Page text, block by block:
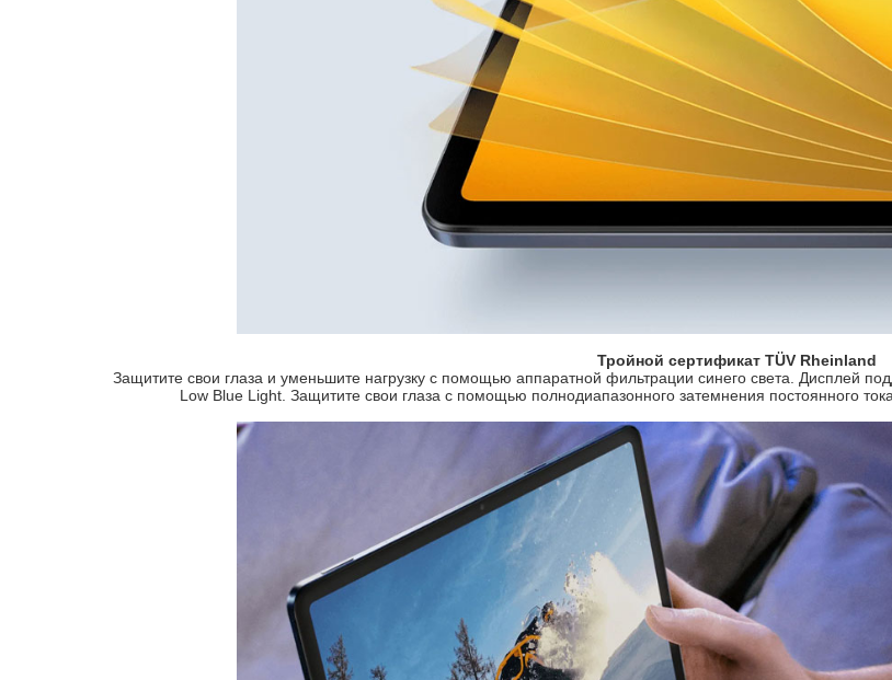
Тройной сертификат TÜV Rheinland
Защитите свои глаза и уменьшите нагрузку с помощью аппаратной фильтрации синего света. Дисплей
Low Blue Light. Защитите свои глаза с помощью полнодиапазонного затемнения постоянного